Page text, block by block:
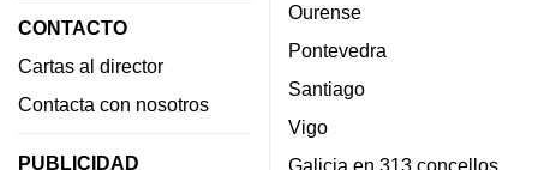
CONTACTO
Cartas al director
Contacta con nosotros
PUBLICIDAD
Ourense
Pontevedra
Santiago
Vigo
Galicia en 313 concellos